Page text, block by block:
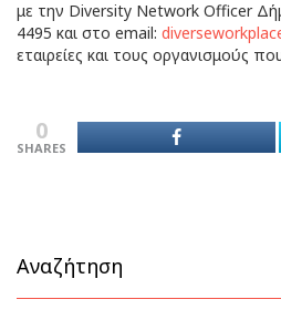
με την Diversity Network Officer
4495 και στο email:
εταιρείες και τους οργανισμούς
0
SHARES
Αναζήτηση